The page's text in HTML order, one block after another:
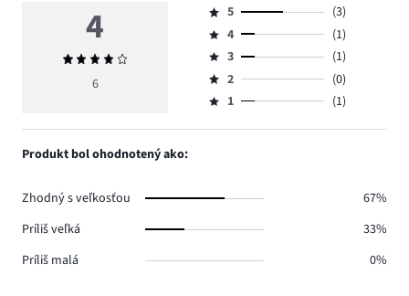
4
Priemerné
hodnotenie
6
Hodnotenie
5,
počet
hlasov
3.
5
(3)
Hodnotenie
4,
počet
hlasov
4
(1)
Hodnotenie
3,
počet
3
(1)
Hodnotenie
2,
2
(0)
Hodnotenie
1,
1 (1)
Produkt bol ohodnotený ako:
Zhodný s veľkosťou
67%
Príliš veľká
33%
Príliš malá
0%